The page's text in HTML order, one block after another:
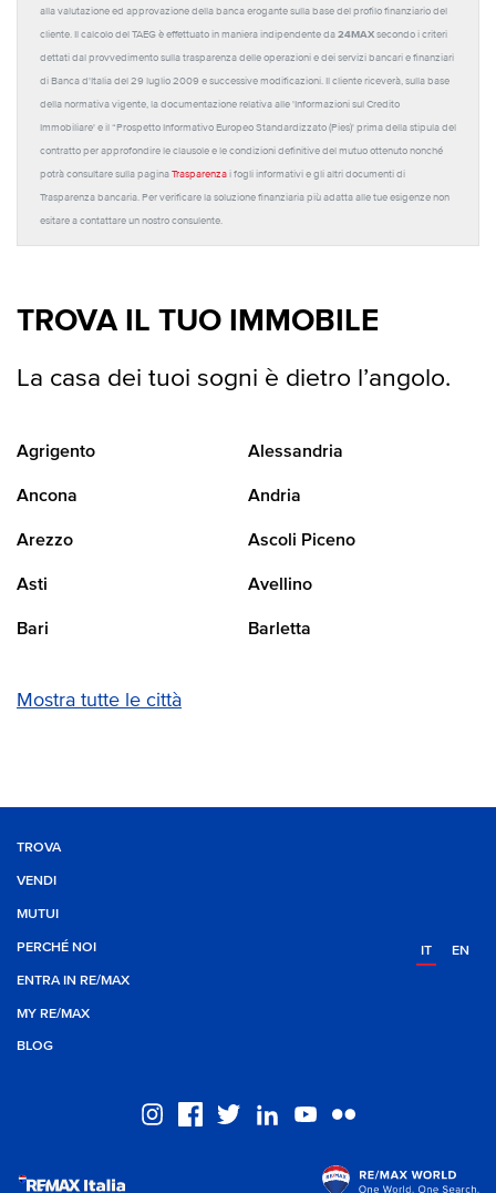
alla valutazione ed approvazione della banca erogante sulla base del profilo finanziario del
cliente. Il calcolo del TAEG è effettuato in maniera indipendente da 24MAX secondo i criteri
dettati dal provvedimento sulla trasparenza delle operazioni e dei servizi bancari e finanziari
di Banca d'Italia del 29 luglio 2009 e successive modificazioni. Il cliente riceverà, sulla base
della normativa vigente, la documentazione relativa alle 'Informazioni sul Credito
Immobiliare' e il “Prospetto Informativo Europeo Standardizzato (Pies)' prima della stipula del
contratto per approfondire le clausole e le condizioni definitive del mutuo ottenuto nonché
potrà consultare sulla pagina Trasparenza i fogli informativi e gli altri documenti di
Trasparenza bancaria. Per verificare la soluzione finanziaria più adatta alle tue esigenze non
esitare a contattare un nostro consulente.
TROVA IL TUO IMMOBILE
La casa dei tuoi sogni è dietro l’angolo.
Agrigento Alessandria
Ancona Andria
Arezzo Ascoli Piceno
Asti Avellino
Bari Barletta
Mostra tutte le città
TROVA
VENDI
MUTUI
PERCHÉ NOI
ENTRA IN RE/MAX
MY RE/MAX
BLOG
IT EN